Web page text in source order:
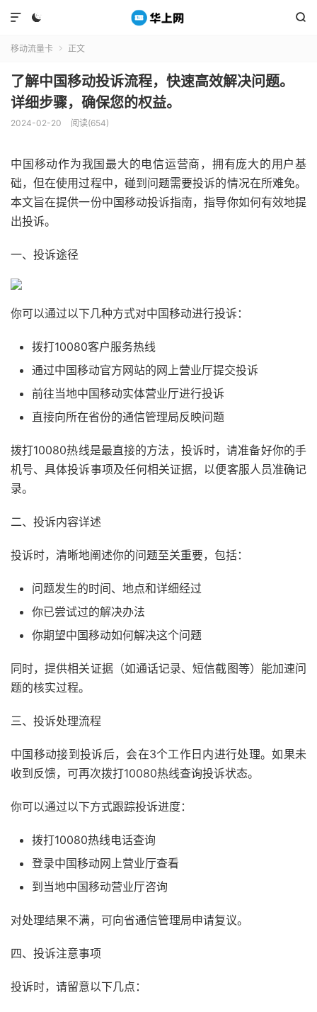
 

移动流量卡  正文
了解中国移动投诉流程，快速高效解决问题。
详细步骤，确保您的权益。
2024-02-20 阅读(654)
中国移动作为我国最大的电信运营商，拥有庞大的用户基
础，但在使用过程中，碰到问题需要投诉的情况在所难免。
本文旨在提供一份中国移动投诉指南，指导你如何有效地提
出投诉。
一、投诉途径
你可以通过以下几种方式对中国移动进行投诉：
拨打10080客户服务热线
通过中国移动官方网站的网上营业厅提交投诉
前往当地中国移动实体营业厅进行投诉
直接向所在省份的通信管理局反映问题
拨打10080热线是最直接的方法，投诉时，请准备好你的手
机号、具体投诉事项及任何相关证据，以便客服人员准确记
录。
二、投诉内容详述
投诉时，清晰地阐述你的问题至关重要，包括：
问题发生的时间、地点和详细经过
你已尝试过的解决办法
你期望中国移动如何解决这个问题
同时，提供相关证据（如通话记录、短信截图等）能加速问
题的核实过程。
三、投诉处理流程
中国移动接到投诉后，会在3个工作日内进行处理。如果未
收到反馈，可再次拨打10080热线查询投诉状态。
你可以通过以下方式跟踪投诉进度：
拨打10080热线电话查询
登录中国移动网上营业厅查看
到当地中国移动营业厅咨询
对处理结果不满，可向省通信管理局申请复议。
四、投诉注意事项
投诉时，请留意以下几点：